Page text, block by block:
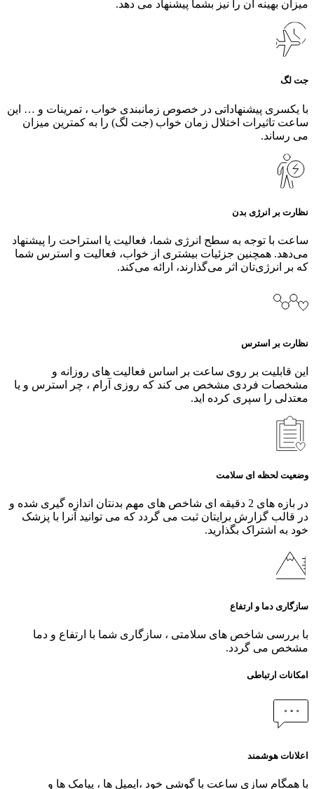
میزان بهینه آن را نیز بشما پیشنهاد می دهد.
جت لگ
با یکسری پیشنهاداتی در خصوص زمانبندی خواب ، تمرینات و … این
ساعت تاثیرات اختلال زمان خواب (جت لگ) را به کمترین میزان
می رساند.
نظارت بر انرژی بدن
ساعت با توجه به سطح انرژی شما، فعالیت یا استراحت را پیشنهاد
می‌دهد. همچنین جزئیات بیشتری از خواب، فعالیت و استرس شما
که بر انرژی‌تان اثر می‌گذارند، ارائه می‌کند.
نظارت بر استرس
این قابلیت بر روی ساعت بر اساس فعالیت های روزانه و
مشخصات فردی مشخص می کند که روزی آرام ، چر استرس و یا
معتدلی را سپری کرده اید.
وضعیت لحظه ای سلامت
در بازه های 2 دقیقه ای شاخص های مهم بدنتان اندازه گیری شده و
در قالب گزارش برایتان ثبت می گردد که می توانید آنرا با پزشک
خود به اشتراک بگذارید.
سازگاری دما و ارتفاع
با بررسی شاخص های سلامتی ، سازگاری شما با ارتفاع و دما
مشخص می گردد.
امکانات ارتباطی
اعلانات هوشمند
با همگام سازی ساعت با گوشی خود ،ایمیل ها ، پیامک ها و